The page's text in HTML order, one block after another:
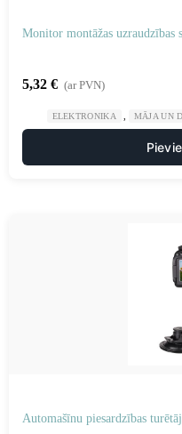
Monitor montāžas uzraudzības
5,32 € (ar PVN)
ELEKTRONIKA MĀJA UN
Automašīnu piesardzības